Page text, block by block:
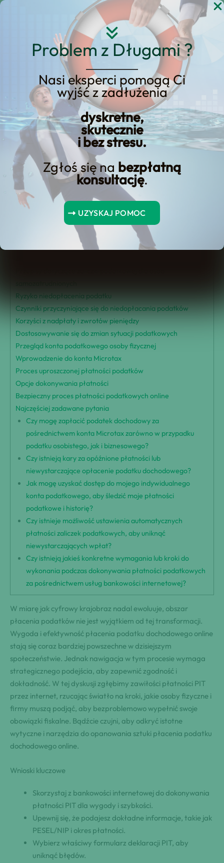
Problem z Długami ?
Nasi eksperci pomogą Ci
wyjść z zadłużenia
dyskretne,
skutecznie
i bez stresu.
Zgłoś się na bezpłatną
konsultację.
UZYSKAJ POMOC
Przejdź
Jak zapłacić podatek
dochodowy? Płatność
podatku dochodowego
przez internet
Spis Treści
Wnioski kluczowe
Zrozumienie terminów dotyczących podatków dochodowych
Znaczenie zaliczek podatkowych
Ryzyko niedopłacenia podatku
Czynniki przyczyniające się do niedopłacania podatków
Korzyści z nadpłaty i zwrotów pieniędzy
Dostosowywanie się do zmian sytuacji podatkowych
Przegląd konta podatkowego osoby fizycznej
Wprowadzenie do konta Microtax
Proces uproszczonej płatności podatków
Opcje dokonywania płatności
Bezpieczny proces płatności podatkowych online
Najczęściej zadawane pytania
Czy mogę zapłacić podatek dochodowy za
pośrednictwem konta Microtax zarówno w przypadku
podatku osobistego, jak i biznesowego?
Czy istnieją kary za opóźnione płatności lub
niewystarczające opłacenie podatku dochodowego?
Jak mogę uzyskać dostęp do mojego indywidualnego
konta podatkowego, aby śledzić moje płatności
podatkowe i historię?
Czy istnieje możliwość ustawienia automatycznych
płatności zaliczek podatkowych, aby uniknąć
niewystarczających wpłat?
Czy istnieją jakieś konkretne wymagania lub kroki do
wykonania podczas dokonywania płatności podatkowych
za pośrednictwem usług bankowości internetowej?
W miarę jak cyfrowy krajobraz nadal ewoluuje, obszar
płacenia podatków nie jest wyjątkiem od tej transformacji.
Wygoda i efektywność płacenia podatku dochodowego online
stają się coraz bardziej powszechne w dzisiejszym
społeczeństwie. Jednak nawigacja w tym procesie wymaga
strategicznego podejścia, aby zapewnić zgodność i
dokładność. W tej dyskusji zgłębimy zawiłości płatności PIT
przez internet, rzucając światło na kroki, jakie osoby fizyczne i
firmy muszą podjąć, aby bezproblemowo wypełnić swoje
obowiązki fiskalne. Bądźcie czujni, aby odkryć istotne
wytyczne i narzędzia do opanowania sztuki płacenia podatku
dochodowego online.
Wnioski kluczowe
Skorzystaj z bankowości internetowej do dokonywania
płatności PIT dla wygody i szybkości.
Upewnij się, że podajesz dokładne informacje, takie jak
PESEL/NIP i okres płatności.
Wybierz właściwy formularz deklaracji PIT, aby
uniknąć błędów.